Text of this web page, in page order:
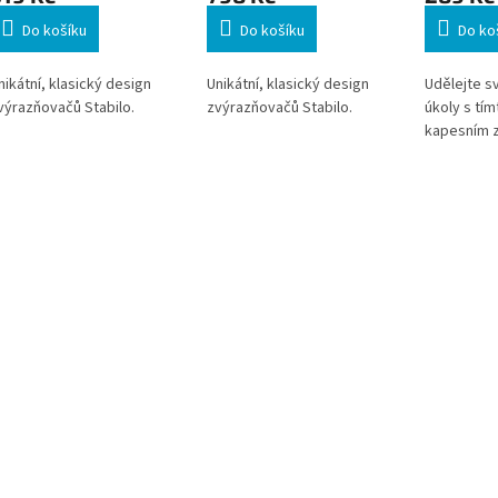
Do košíku
klasický design
Stabilo.
Do košíku
Unikátní, klasický design
zvýrazňovačů Stabilo.
Do
Udělejte
úkoly s
kapesním